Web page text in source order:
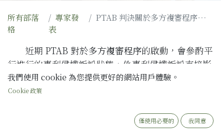
所有部落
格
專家發
表
PTAB 判決關於多方複審程序的啟動
近期 PTAB 對於多方複審程序的啟動，會參酌平
行進行的專利侵權訴訟狀態，係專利侵權訴訟直接影
響多方複審程序。在Apple, Inc. v. Fintiv, Inc.
[1]多方複審程序申請案，遭到
我們使用 cookie 為您提供更好的網站用戶體驗。
Cookie 政策
僅使用必要的 我同意